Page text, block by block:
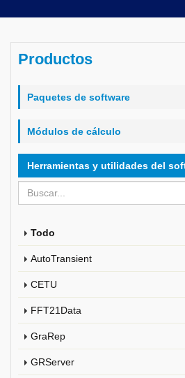
Productos
Paquetes de software
Módulos de cálculo
Herramientas y utilidades del
Todo
AutoTransient
CETU
FFT21Data
GraRep
GRServer